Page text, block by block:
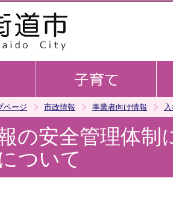
ページ 市政情報 事業者向け情報
の安全管理体制
ついて